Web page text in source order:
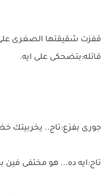
قفزت شقيقتها الصغرى
قائله:بتضحكى على ايه.
جورى بفزع:تاج.. يخربيتك
تاج:ايه ده... هو مختفى فين